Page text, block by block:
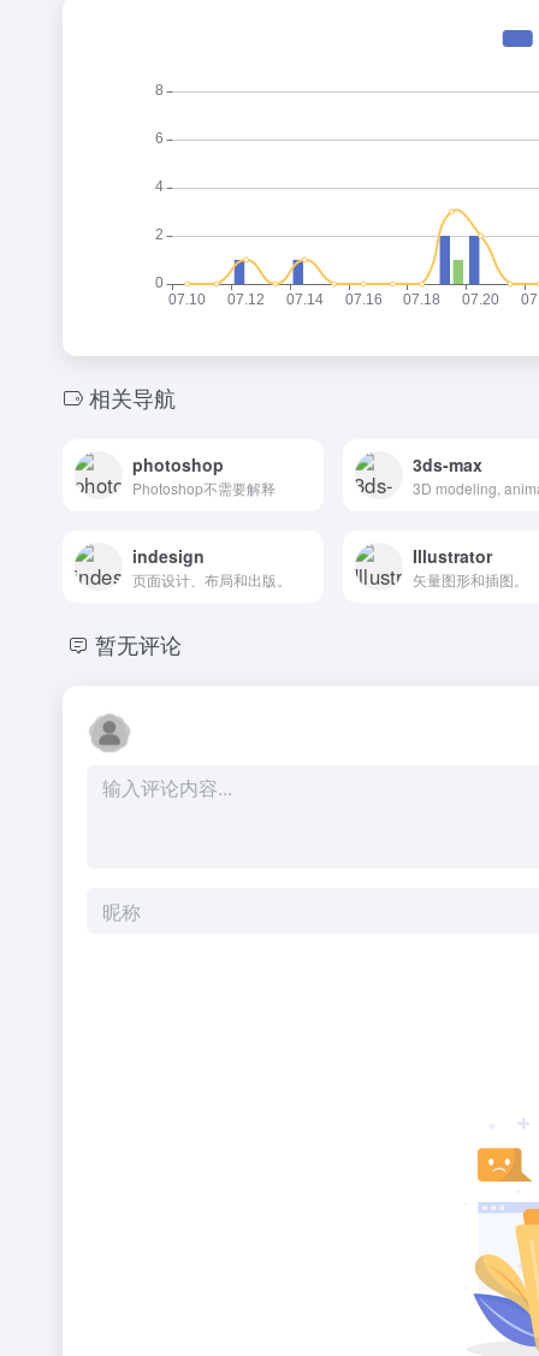
相关导航
photoshop
Photoshop不需要解释
3ds-max
indesign
页面设计、布局和出版。
Illustrator
矢量图形和插图。
暂无评论